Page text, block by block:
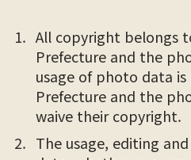
All copyright belongs
Prefecture and the
usage of photo data
Prefecture and the
waive their copyright.
The usage, editing